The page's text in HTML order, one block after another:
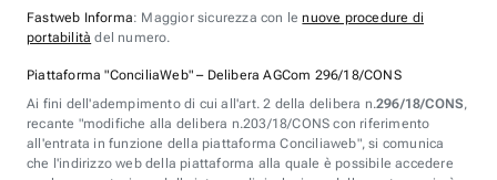
Fastweb Informa: Maggior sicurezza con lenuove procedure di
portabilità del numero.
Piattaforma "ConciliaWeb" – Delibera AGCom 296/18/CONS
Ai fini dell'adempimento di cui all'art. 2 della delibera n.296/18/CONS,
recante "modifiche alla delibera n.203/18/CONS con riferimento
all'entrata in funzione della piattaforma Conciliaweb", si comunica
che l'indirizzo web della piattaforma alla quale è possibile accedere